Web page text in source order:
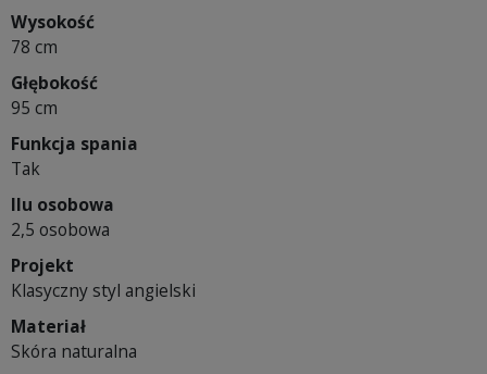
Wysokość
78 cm
Głębokość
95 cm
Funkcja spania
Tak
Ilu osobowa
2,5 osobowa
Projekt
Klasyczny styl angielski
Materiał
Skóra naturalna